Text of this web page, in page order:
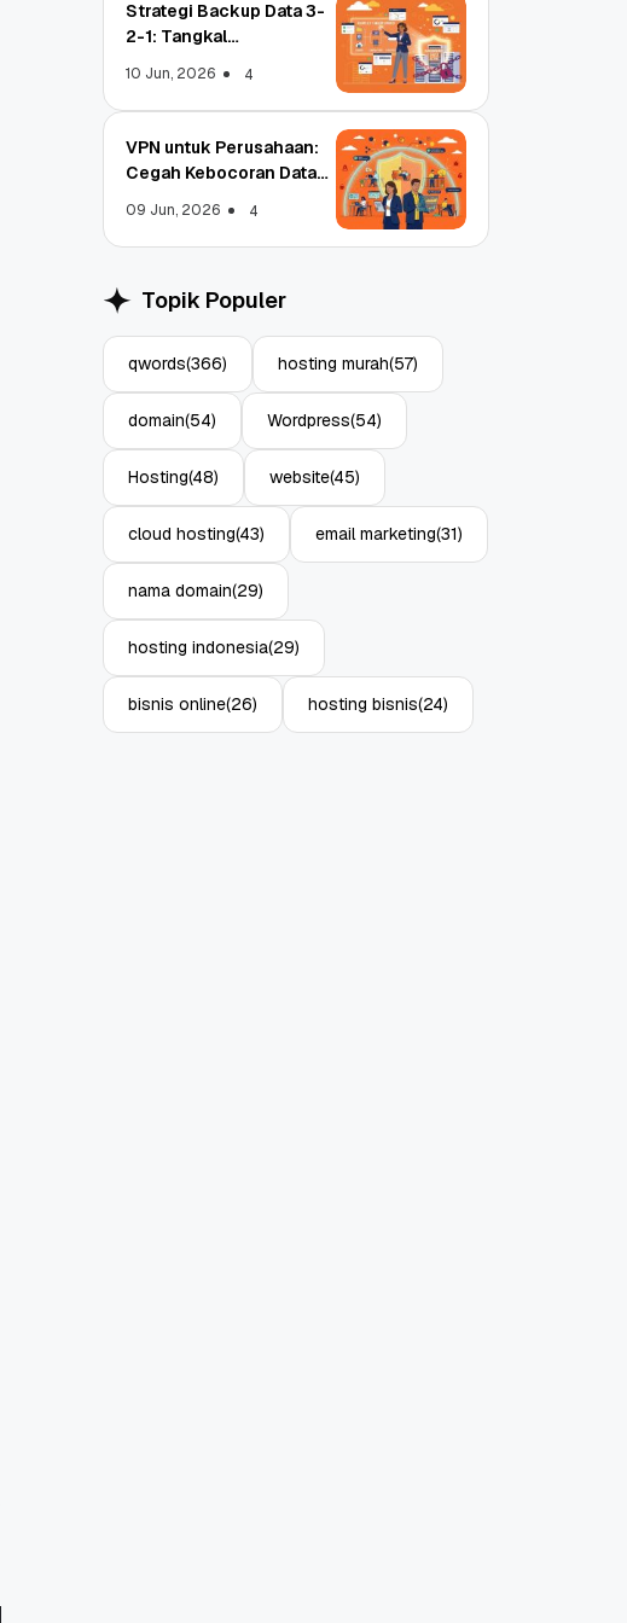
Object Storage untuk
Aplikasi: Atasi Limitasi
4
Strategi Backup Data 3-
2-1: Tangkal
10 Jun, 2026 4
VPN untuk Perusahaan:
Cegah Kebocoran Data
09 Jun, 2026 4
Topik Populer
qwords(366) hosting murah(57)
domain(54) Wordpress(54)
Hosting(48) website(45)
cloud hosting(43) email marketing(31)
nama domain(29)
hosting indonesia(29)
bisnis online(26) hosting bisnis(24)